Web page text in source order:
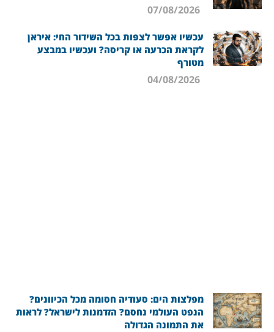
עכשיו אפשר לצפות בכל השידור החי: איראן
לקראת הכרעה או קריסה? ועכשיו במבצע
מטורף
מפלצות הים: סעודיה חסומה מכל הכיוונים?
הנפט העולמי נחסם? הזדמנות לישראל? לראות
את התמונה הגדולה